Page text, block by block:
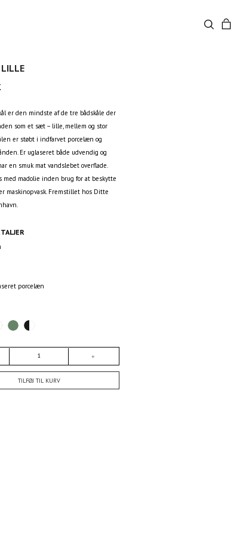
er den mindste af de tre bådskåle der
som et sæt – lille, mellem og stor
er støbt i indfarvet porcelæn og
Er uglaseret både udvendig og
en smuk mat vandslebet overflade.
med madolie inden brug for at beskytte
maskinopvask. Fremstillet hos Ditte
porcelæn
TILFØJ TIL KURV